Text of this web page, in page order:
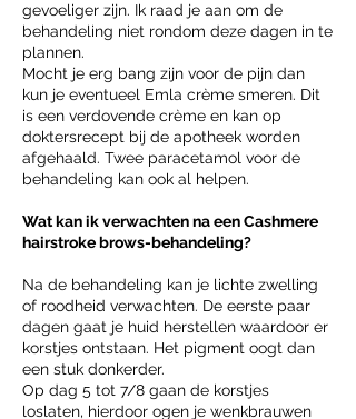
gevoeliger zijn. Ik raad je aan om de
behandeling niet rondom deze dagen in te
plannen.
Mocht je erg bang zijn voor de pijn dan
kun je eventueel Emla crème smeren. Dit
is een verdovende crème en kan op
doktersrecept bij de apotheek worden
afgehaald. Twee paracetamol voor de
behandeling kan ook al helpen.
Wat kan ik verwachten na een Cashmere
hairstroke brows-behandeling?
Na de behandeling kan je lichte zwelling
of roodheid verwachten. De eerste paar
dagen gaat je huid herstellen waardoor er
korstjes ontstaan. Het pigment oogt dan
een stuk donkerder.
Op dag 5 tot 7/8 gaan de korstjes
loslaten, hierdoor ogen je wenkbrauwen